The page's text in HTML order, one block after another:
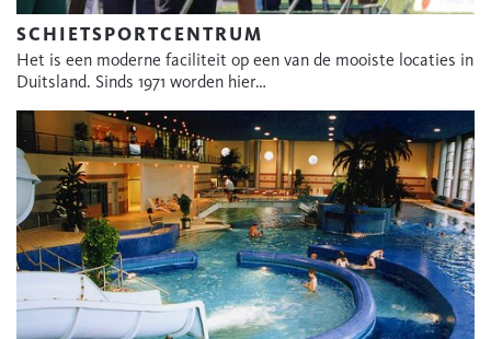
SCHIETSPORTCENTRUM
Het is een moderne faciliteit op een van de mooiste locaties in
Duitsland. Sinds 1971 worden hier…